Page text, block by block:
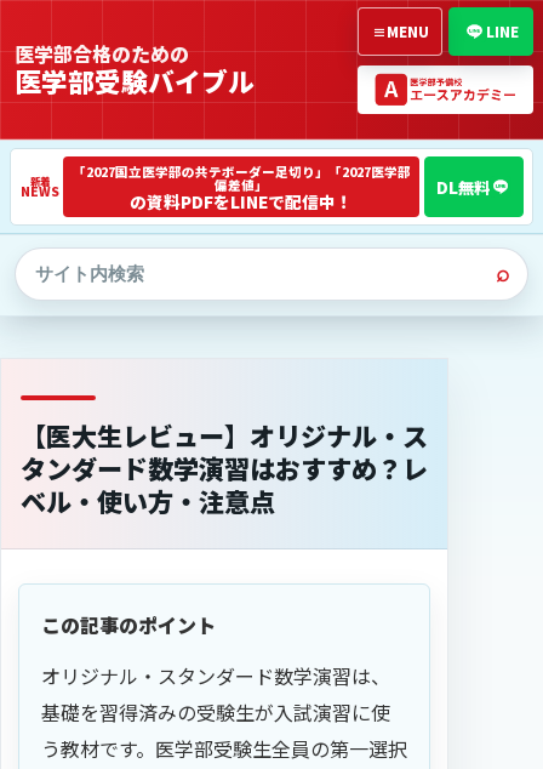
医学部合格のための
医学部受験バイブル
NEWS
「2027国立医学部の共テボーダー足切り」「2027医学部
偏差値」
の資料PDFをLINEで配信中！
⌕
LINE
≡MENU
【医大生レビュー】オリジナル・ス
タンダード数学演習はおすすめ？レ
ベル・使い方・注意点
この記事のポイント
オリジナル・スタンダード数学演習は、
基礎を習得済みの受験生が入試演習に使
う教材です。医学部受験生全員の第一選択